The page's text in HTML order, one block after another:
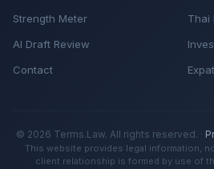
Strength Meter
AI Draft Review
Contact
Thai
© 2026 Terms.Law. All rights reserved. ·
This website provides legal information,
client relationship is formed by use of